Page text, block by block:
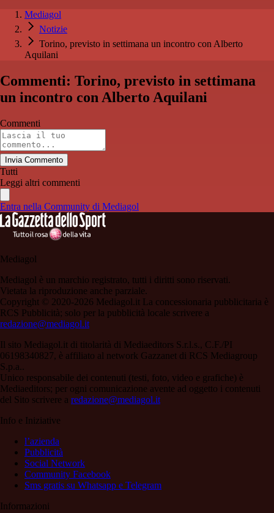
Mediagol
Notizie
Torino, previsto in settimana un incontro con Alberto
Aquilani
Commenti: Torino, previsto in settimana
un incontro con Alberto Aquilani
Commenti
Invia Commento
Tutti
Leggi altri commenti
Entra nella Community di Mediagol
Mediagol
Mediagol è un marchio registrato, tutti i diritti sono riservati.
Vietata la riproduzione anche parziale.
Copyright © 2020-2026 Mediagol.it La concessionaria pubblicitaria è
RCS Pubblicità; solo per la pubblicità locale scrivere a
redazione@mediagol.it
Il sito Mediagol.it di titolarità di Mediaeditors S.r.l.s., C.F./PI
06198340827, è affiliato al network Gazzanet di RCS Mediagroup
S.p.a..
Unico responsabile dei contenuti (testi, foto, video e grafiche) è
Mediaeditors; per ogni comunicazione avente ad oggetto i contenuti
del Sito scrivere a redazione@mediagol.it
Info e Iniziative
l’azienda
Pubblicità
Social Network
Community Facebook
Sms gratis su Whatsapp e Telegram
Informazioni